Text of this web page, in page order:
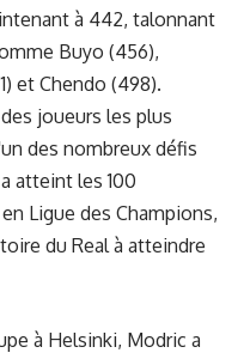
à 442, talonnant
Buyo (456),
et Chendo (498).
joueurs les plus
des nombreux défis
atteint les 100
Ligue des Champions,
du Real à atteindre
à Helsinki, Modric a